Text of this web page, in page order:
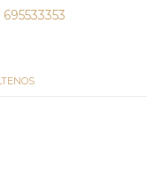
695533353